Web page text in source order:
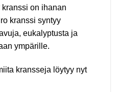
on ihanan
kranssi syntyy
eukalyptusta ja
ympärille.
kransseja löytyy nyt